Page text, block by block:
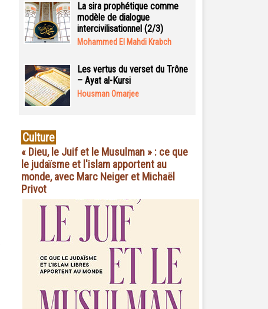
La sira prophétique comme
modèle de dialogue
intercivilisationnel (2/3)
Mohammed El Mahdi Krabch
Les vertus du verset du Trône
– Ayat al-Kursi
Housman Omarjee
Culture
« Dieu, le Juif et le Musulman » : ce que
le judaïsme et l'islam apportent au
monde, avec Marc Neiger et Michaël
Privot